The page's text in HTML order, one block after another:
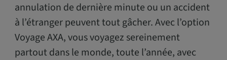
annulation de dernière minute ou un accident
à l’étranger peuvent tout gâcher. Avec l’option
Voyage AXA, vous voyagez sereinement
partout dans le monde, toute l’année, avec